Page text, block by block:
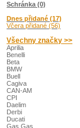
Schránka (0)
Dnes přidané (17)
Včera přidané (56)
Všechny značky >>
Aprilia
Benelli
Beta
BMW
Buell
Cagiva
CAN-AM
CPI
Daelim
Derbi
Ducati
Gas Gas